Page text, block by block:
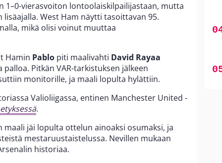
1–0-vierasvoiton lontoolaiskilpailijastaan, mutta
West Ham näytti tasoittavan 95.
mikä olisi voinut muuttaa
Hamin Pablo piti maalivahti David Rayaa
Pitkän VAR-tarkistuksen jälkeen
monitorille, ja maali lopulta hylättiin.
Valioliigassa, entinen Manchester United -
.
jäi lopulta ottelun ainoaksi osumaksi, ja
mestaruustaistelussa. Nevillen mukaan
historiaa.